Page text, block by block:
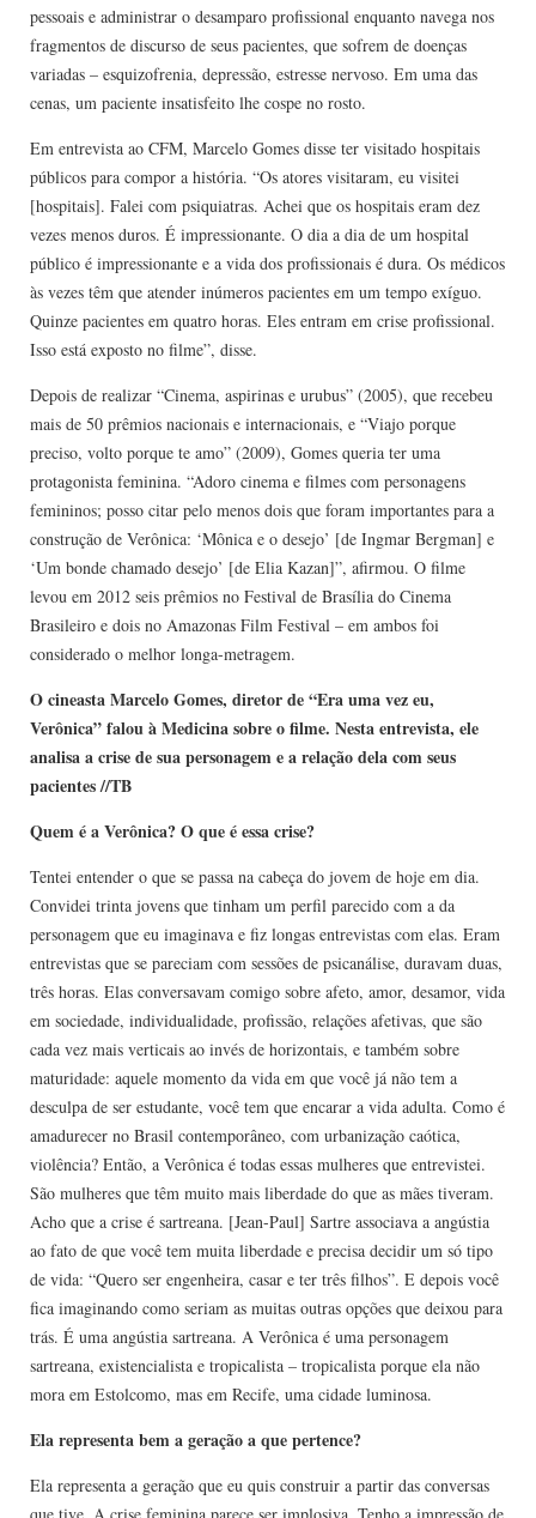
pessoais e administrar o desamparo profissional enquanto navega nos
fragmentos de discurso de seus pacientes, que sofrem de doenças
variadas – esquizofrenia, depressão, estresse nervoso. Em uma das
cenas, um paciente insatisfeito lhe cospe no rosto.
Em entrevista ao CFM, Marcelo Gomes disse ter visitado hospitais
públicos para compor a história. “Os atores visitaram, eu visitei
[hospitais]. Falei com psiquiatras. Achei que os hospitais eram dez
vezes menos duros. É impressionante. O dia a dia de um hospital
público é impressionante e a vida dos profissionais é dura. Os médicos
às vezes têm que atender inúmeros pacientes em um tempo exíguo.
Quinze pacientes em quatro horas. Eles entram em crise profissional.
Isso está exposto no filme”, disse.
Depois de realizar “Cinema, aspirinas e urubus” (2005), que recebeu
mais de 50 prêmios nacionais e internacionais, e “Viajo porque
preciso, volto porque te amo” (2009), Gomes queria ter uma
protagonista feminina. “Adoro cinema e filmes com personagens
femininos; posso citar pelo menos dois que foram importantes para a
construção de Verônica: ‘Mônica e o desejo’ [de Ingmar Bergman] e
‘Um bonde chamado desejo’ [de Elia Kazan]”, afirmou. O filme
levou em 2012 seis prêmios no Festival de Brasília do Cinema
Brasileiro e dois no Amazonas Film Festival – em ambos foi
considerado o melhor longa-metragem.
O cineasta Marcelo Gomes, diretor de “Era uma vez eu,
Verônica” falou à Medicina sobre o filme. Nesta entrevista, ele
analisa a crise de sua personagem e a relação dela com seus
pacientes //TB
Quem é a Verônica? O que é essa crise?
Tentei entender o que se passa na cabeça do jovem de hoje em dia.
Convidei trinta jovens que tinham um perfil parecido com a da
personagem que eu imaginava e fiz longas entrevistas com elas. Eram
entrevistas que se pareciam com sessões de psicanálise, duravam duas,
três horas. Elas conversavam comigo sobre afeto, amor, desamor, vida
em sociedade, individualidade, profissão, relações afetivas, que são
cada vez mais verticais ao invés de horizontais, e também sobre
maturidade: aquele momento da vida em que você já não tem a
desculpa de ser estudante, você tem que encarar a vida adulta. Como é
amadurecer no Brasil contemporâneo, com urbanização caótica,
violência? Então, a Verônica é todas essas mulheres que entrevistei.
São mulheres que têm muito mais liberdade do que as mães tiveram.
Acho que a crise é sartreana. [Jean-Paul] Sartre associava a angústia
ao fato de que você tem muita liberdade e precisa decidir um só tipo
de vida: “Quero ser engenheira, casar e ter três filhos”. E depois você
fica imaginando como seriam as muitas outras opções que deixou para
trás. É uma angústia sartreana. A Verônica é uma personagem
sartreana, existencialista e tropicalista – tropicalista porque ela não
mora em Estolcomo, mas em Recife, uma cidade luminosa.
Ela representa bem a geração a que pertence?
Ela representa a geração que eu quis construir a partir das conversas